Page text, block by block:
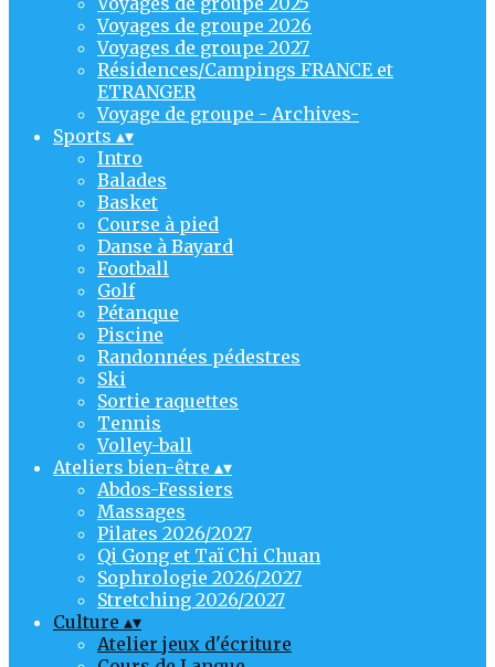
Voyages de groupe 2026
Voyages de groupe 2027
Résidences/Campings FRANCE et
ETRANGER
Voyage de groupe - Archives-
Sports ▴▾
Intro
Balades
Basket
Course à pied
Danse à Bayard
Football
Golf
Pétanque
Piscine
Randonnées pédestres
Ski
Sortie raquettes
Tennis
Volley-ball
Ateliers bien-être ▴▾
Abdos-Fessiers
Massages
Pilates 2026/2027
Qi Gong et Taï Chi Chuan
Sophrologie 2026/2027
Stretching 2026/2027
Culture ▴▾
Atelier jeux d'écriture